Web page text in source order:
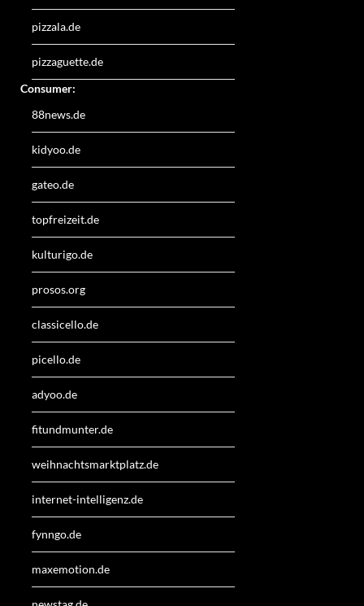
pizzala.de
pizzaguette.de
Consumer:
88news.de
kidyoo.de
gateo.de
topfreizeit.de
kulturigo.de
prosos.org
classicello.de
picello.de
adyoo.de
fitundmunter.de
weihnachtsmarktplatz.de
internet-intelligenz.de
fynngo.de
maxemotion.de